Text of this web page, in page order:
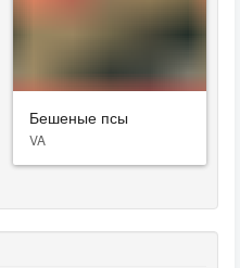
Бешеные псы
VA